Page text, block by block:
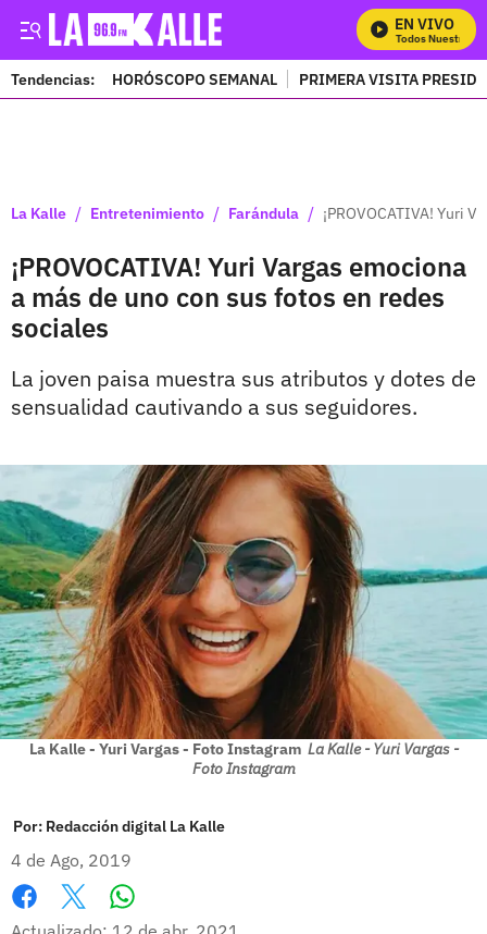
EN VIVO
Mira Todos Nuestros
Tendencias: HORÓSCOPO SEMANAL PRIMERA VISITA
La Kalle / Entretenimiento / Farándula / ¡PROVOCATIVA! Yuri
¡PROVOCATIVA! Yuri Vargas emociona
a más de uno con sus fotos en redes
sociales
La joven paisa muestra sus atributos y dotes de
sensualidad cautivando a sus seguidores.
La Kalle - Yuri Vargas - Foto Instagram La Kalle - Yuri Vargas -
Foto Instagram
Por: Redacción digital La Kalle
4 de Ago, 2019
Facebook
X